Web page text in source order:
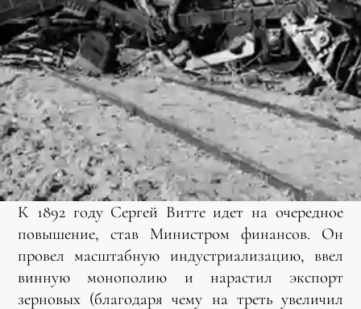
К 1892 году Сергей Витте идет на очередное
повышение, став Министром финансов. Он
провел масштабную индустриализацию, ввел
винную монополию и нарастил экспорт
зерновых (благодаря чему на треть увеличил